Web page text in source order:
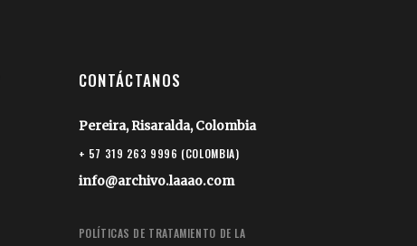
CONTÁCTANOS
Pereira, Risaralda, Colombia
+ 57 319 263 9996 (COLOMBIA)
info@archivo.laaao.com
POLÍTICAS DE TRATAMIENTO DE LA